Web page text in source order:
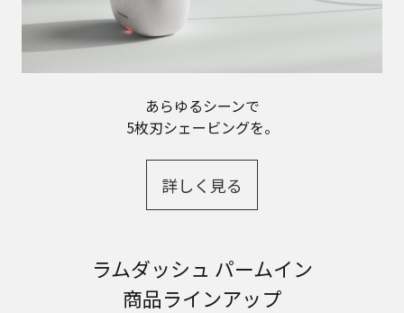
あらゆるシーンで
5枚刃シェービングを。
詳しく見る
ラムダッシュ パームイン
商品ラインアップ